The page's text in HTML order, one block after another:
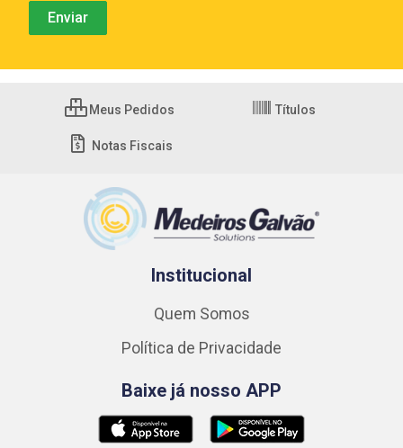
Meus Pedidos Títulos
Notas Fiscais
Institucional
Quem Somos
Política de Privacidade
Baixe já nosso APP